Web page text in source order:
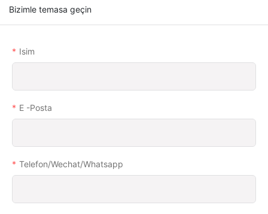
Bizimle temasa geçin
Isim
E -posta
Telefon/wechat/whatsapp